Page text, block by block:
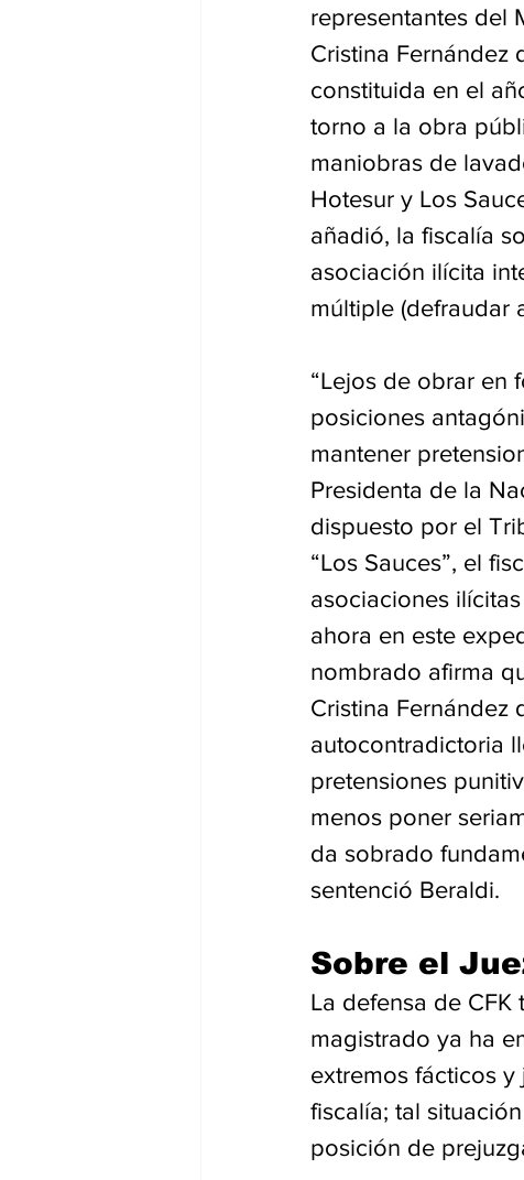
representantes del
Cristina Fernández
constituida en el
torno a la obra
maniobras de
Hotesur y Los
añadió, la fiscalía
asociación ilícita
múltiple (defraudar
“Lejos de obrar en
posiciones
mantener
Presidenta de la
dispuesto por el
“Los Sauces”, el
asociaciones
ahora en este
nombrado afirma
Cristina Fernández
autocontradictoria
pretensiones
menos poner
da sobrado
sentenció Beraldi.
Sobre el
La defensa de CFK
magistrado ya ha
extremos fácticos
fiscalía; tal
posición de